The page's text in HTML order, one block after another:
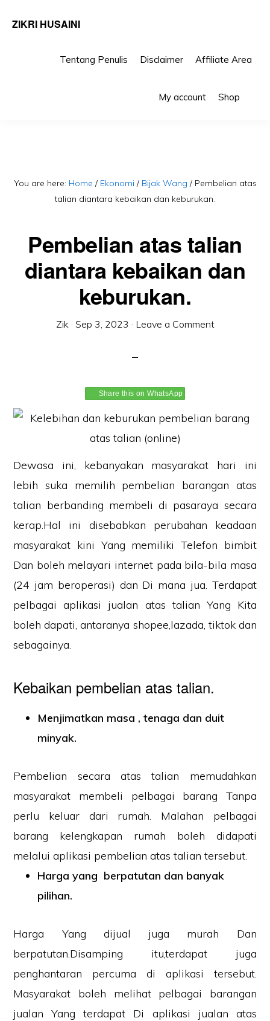
ZIKRI HUSAINI
Tentang Penulis Disclaimer Affiliate Area
My account Shop
You are here: Home / Ekonomi / Bijak Wang /Pembelian atas
talian diantara kebaikan dan keburukan.
Pembelian atas talian
diantara kebaikan dan
keburukan.
Zik· Sep 3, 2023 · Leave a Comment
Share this on WhatsApp
Dewasa ini, kebanyakan masyarakat hari ini
lebih suka memilih pembelian barangan atas
talian berbanding membeli di pasaraya secara
kerap.Hal ini disebabkan perubahan keadaan
masyarakat kini Yang memiliki Telefon bimbit
Dan boleh melayari internet pada bila-bila masa
(24 jam beroperasi) dan Di mana jua. Terdapat
pelbagai aplikasi jualan atas talian Yang Kita
boleh dapati, antaranya shopee,lazada, tiktok dan
sebagainya.
Kebaikan pembelian atas talian.
Menjimatkan masa , tenaga dan duit
minyak.
Pembelian secara atas talian memudahkan
masyarakat membeli pelbagai barang Tanpa
perlu keluar dari rumah. Malahan pelbagai
barang kelengkapan rumah boleh didapati
melalui aplikasi pembelian atas talian tersebut.
Harga yang berpatutan dan banyak
pilihan.
Harga Yang dijual juga murah Dan
berpatutan.Disamping itu,terdapat juga
penghantaran percuma di aplikasi tersebut.
Masyarakat boleh melihat pelbagai barangan
jualan Yang terdapat Di aplikasi jualan atas